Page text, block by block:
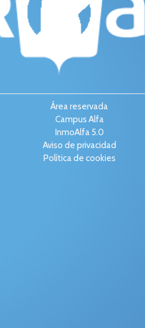
Área reservada
Campus Alfa
InmoAlfa 5.0
Aviso de privacidad
Política de cookies